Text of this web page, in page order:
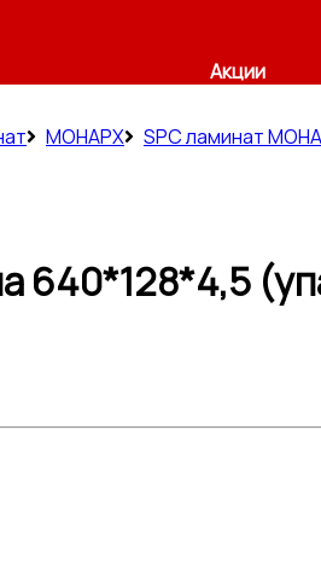
Акции
МОНАРХ SPC ламинат
640*128*4,5